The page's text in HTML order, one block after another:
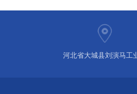
河北省大城县刘演马工